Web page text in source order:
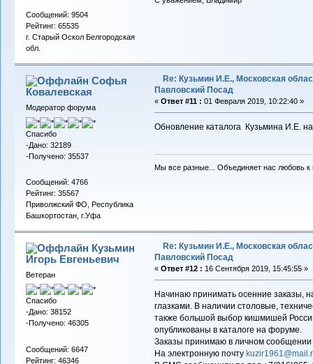
Сообщений: 9504
Рейтинг: 65535
г. Старый Оскол Белгородская
обл.
Софья
Ковалевская
Модератор форума
Спасибо
-Дано: 32189
-Получено: 35537
Сообщений: 4766
Рейтинг: 35567
Приволжский ФО, Республика
Башкортостан, г.Уфа
Re: Кузьмин И.Е., Московская
Павловский Посад
« Ответ #11 : 01 Февраля 2019, 10:22:40 »
Обновление каталога Кузьмина И.Е. на
Мы все разные... Объединяет нас любовь к
Кузьмин
Игорь Евгеньевич
Ветеран
Спасибо
-Дано: 38152
-Получено: 46305
Сообщений: 6647
Рейтинг: 46346
Re: Кузьмин И.Е., Московская
Павловский Посад
« Ответ #12 : 16 Сентября 2019, 15:45:55 »
Начинаю принимать осенние заказы,
глазками. В наличии столовые,
также большой выбор кишмишей
опубликованы в каталоге на форуме.
Заказы принимаю в личном
На электронную почту